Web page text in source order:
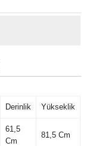
Derinlik Yükseklik
61,5
Cm
81,5 Cm